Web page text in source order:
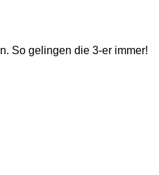
So gelingen die 3-er immer!